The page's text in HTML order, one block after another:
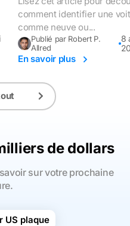
neuve ou d'occasion?
comment identifier une
comme neuve ou...
Publié par Robert P.
Allred
8
En savoir plus
de dollars
sur votre prochaine
US plaque